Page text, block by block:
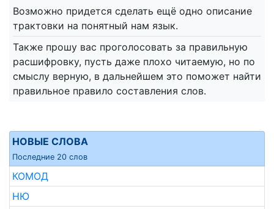
НОВЫЕ СЛОВА
Последние 20 слов
КОМОД
НЮ
Возможно придется сделать ещё одно описание
трактовки на понятный нам язык.
Также прошу вас проголосовать за правильную
расшифровку, пусть даже плохо читаемую, но по
смыслу верную, в дальнейшем это поможет найти
правильное правило составления слов.